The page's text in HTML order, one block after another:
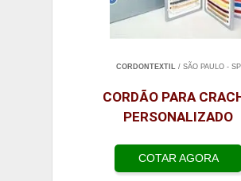
CORDONTEXTIL/ SÃO PAULO - SP
CORDÃO PARA
PERSONALIZADO
COTAR AGORA